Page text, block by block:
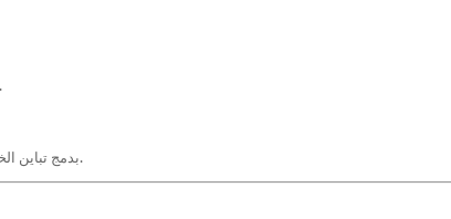
التعزيز الهيكلي: تعمل الخياطة على تقوية نقاط الضغط مثل الأكتاف والجيوب والدرزات.
تقوم Pinyang Clothing بدمج تباين الخياطة في عملية التصميم، مما يضمن تعزيز المتانة والجماليات.